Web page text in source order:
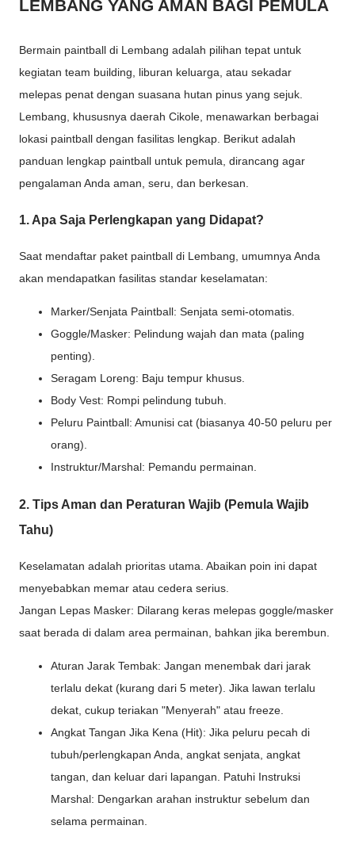
LEMBANG YANG AMAN BAGI PEMULA
Bermain paintball di Lembang adalah pilihan tepat untuk
kegiatan team building, liburan keluarga, atau sekadar
melepas penat dengan suasana hutan pinus yang sejuk.
Lembang, khususnya daerah Cikole, menawarkan berbagai
lokasi paintball dengan fasilitas lengkap. Berikut adalah
panduan lengkap paintball untuk pemula, dirancang agar
pengalaman Anda aman, seru, dan berkesan.
1. Apa Saja Perlengkapan yang Didapat?
Saat mendaftar paket paintball di Lembang, umumnya Anda
akan mendapatkan fasilitas standar keselamatan:
Marker/Senjata Paintball: Senjata semi-otomatis.
Goggle/Masker: Pelindung wajah dan mata (paling
penting).
Seragam Loreng: Baju tempur khusus.
Body Vest: Rompi pelindung tubuh.
Peluru Paintball: Amunisi cat (biasanya 40-50 peluru per
orang).
Instruktur/Marshal: Pemandu permainan.
2. Tips Aman dan Peraturan Wajib (Pemula Wajib
Tahu)
Keselamatan adalah prioritas utama. Abaikan poin ini dapat
menyebabkan memar atau cedera serius.
Jangan Lepas Masker: Dilarang keras melepas goggle/masker
saat berada di dalam area permainan, bahkan jika berembun.
Aturan Jarak Tembak: Jangan menembak dari jarak
terlalu dekat (kurang dari 5 meter). Jika lawan terlalu
dekat, cukup teriakan "Menyerah" atau freeze.
Angkat Tangan Jika Kena (Hit): Jika peluru pecah di
tubuh/perlengkapan Anda, angkat senjata, angkat
tangan, dan keluar dari lapangan. Patuhi Instruksi
Marshal: Dengarkan arahan instruktur sebelum dan
selama permainan.